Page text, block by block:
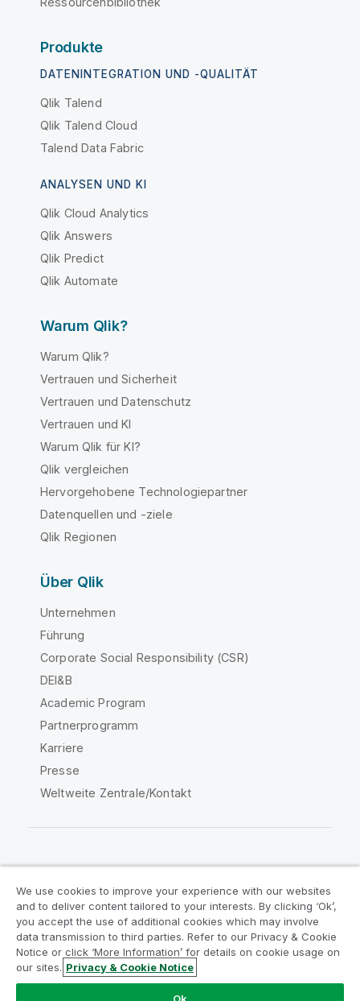
Produkte
DATENINTEGRATION UND -QUALITÄT
Qlik Talend
Qlik Talend Cloud
Talend Data Fabric
ANALYSEN UND KI
Qlik Cloud Analytics
Qlik Answers
Qlik Predict
Qlik Automate
Warum Qlik?
Warum Qlik?
Vertrauen und Sicherheit
Vertrauen und Datenschutz
Vertrauen und KI
Warum Qlik für KI?
Qlik vergleichen
Hervorgehobene Technologiepartner
Datenquellen und -ziele
Qlik Regionen
Über Qlik
Unternehmen
Führung
Corporate Social Responsibility (CSR)
DEI&B
Academic Program
Partnerprogramm
Karriere
Presse
Weltweite Zentrale/Kontakt
Rechtliche Vereinbarungen
Produktbedingungen
Legal Policies
Legal Policies
Benutzungsbedingungen
Marken
Do Not Share My Info
We use cookies to improve your experience with our websites
and to deliver content tailored to your interests. By clicking ‘Ok’,
you accept the use of additional cookies which may involve
data transmission to third parties. Refer to our Privacy & Cookie
Notice or click ‘More Information’ for details on cookie usage on
our sites. Privacy & Cookie Notice